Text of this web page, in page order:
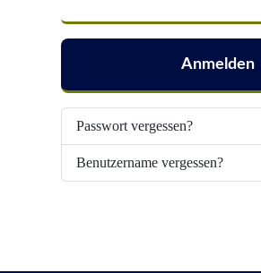
Anmelden
Passwort vergessen?
Benutzername vergessen?